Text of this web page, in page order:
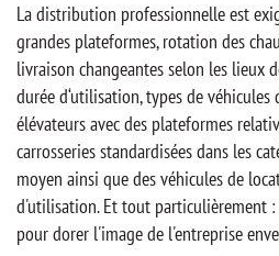
La distribution professionnelle est
grandes plateformes, rotation des
livraison changeantes selon les lieux
durée d‘utilisation, types de véhicules
élévateurs avec des plateformes
carrosseries standardisées dans les
moyen ainsi que des véhicules de
d'utilisation. Et tout particulièrement
pour dorer l'image de l'entreprise